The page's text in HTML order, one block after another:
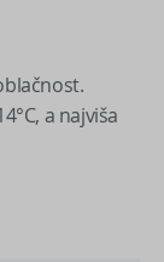
a najviša